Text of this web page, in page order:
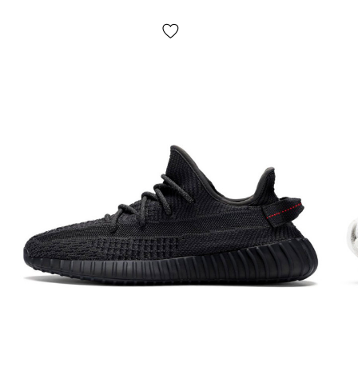
кроссовки Yeezy boost 350 — не
В результате образуется мягкая, легкая,
вентилируемая и, при этом, крепкая конструкция
«верха» — которая обувается на ногу комфортно и
плотно «будто носок». Таким образом, ноги не потеют,
а посадка крайне удобна.